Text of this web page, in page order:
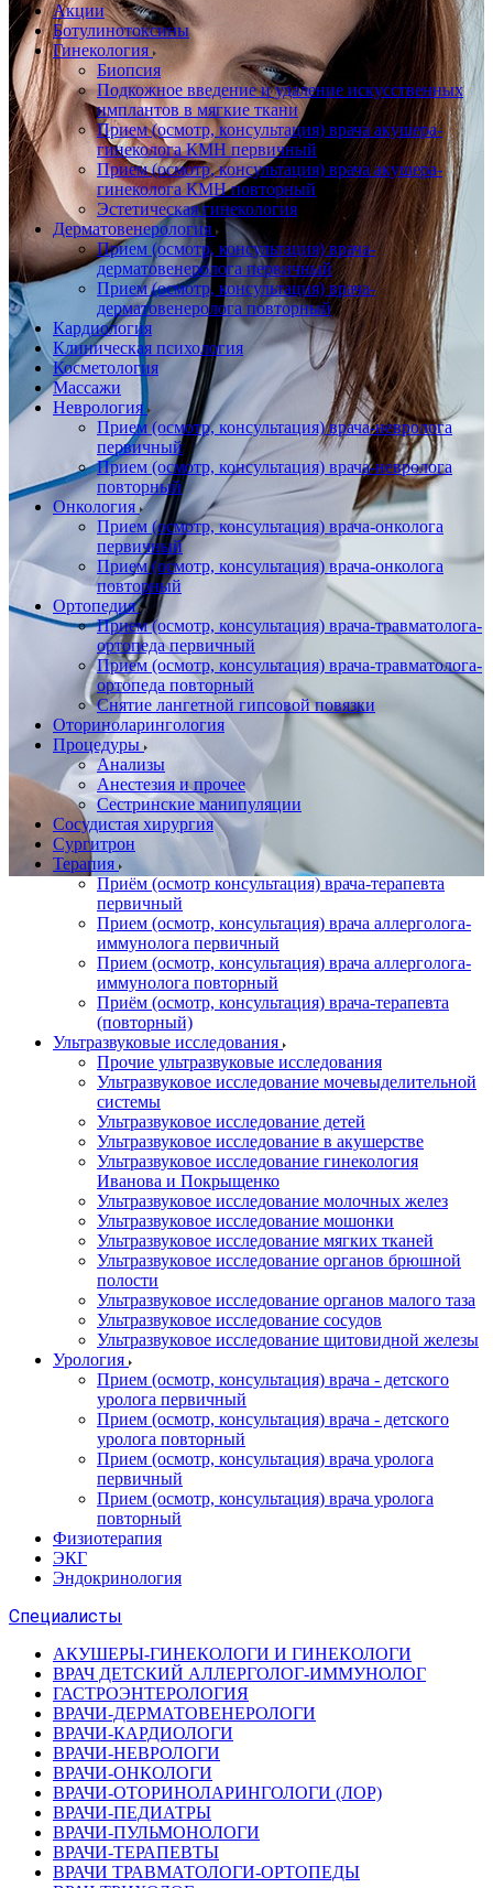
Акции
Ботулинотоксины
Гинекология
Биопсия
Подкожное введение и удаление искусственных
имплантов в мягкие ткани
Прием (осмотр, консультация) врача акушера-
гинеколога КМН первичный
Прием (осмотр, консультация) врача акушера-
гинеколога КМН повторный
Эстетическая гинекология
Дерматовенерология
Прием (осмотр, консультация) врача-
дерматовенеролога первичный
Прием (осмотр, консультация) врача-
дерматовенеролога повторный
Кардиология
Клиническая психология
Косметология
Массажи
Неврология
Прием (осмотр, консультация) врача-невролога
первичный
Прием (осмотр, консультация) врача-невролога
повторный
Онкология
Прием (осмотр, консультация) врача-онколога
первичный
Прием (осмотр, консультация) врача-онколога
повторный
Ортопедия
Прием (осмотр, консультация) врача-травматолога-
ортопеда первичный
Прием (осмотр, консультация) врача-травматолога-
ортопеда повторный
Снятие лангетной гипсовой повязки
Оториноларингология
Процедуры
Анализы
Анестезия и прочее
Сестринские манипуляции
Сосудистая хирургия
Сургитрон
Терапия
Приём (осмотр консультация) врача-терапевта
первичный
Прием (осмотр, консультация) врача аллерголога-
иммунолога первичный
Прием (осмотр, консультация) врача аллерголога-
иммунолога повторный
Приём (осмотр, консультация) врача-терапевта
(повторный)
Ультразвуковые исследования
Прочие ультразвуковые исследования
Ультразвуковое исследование мочевыделительной
системы
Ультразвуковое исследование детей
Ультразвуковое исследование в акушерстве
Ультразвуковое исследование гинекология
Иванова и Покрыщенко
Ультразвуковое исследование молочных желез
Ультразвуковое исследование мошонки
Ультразвуковое исследование мягких тканей
Ультразвуковое исследование органов брюшной
полости
Ультразвуковое исследование органов малого таза
Ультразвуковое исследование сосудов
Ультразвуковое исследование щитовидной железы
Урология
Прием (осмотр, консультация) врача - детского
уролога первичный
Прием (осмотр, консультация) врача - детского
уролога повторный
Прием (осмотр, консультация) врача уролога
первичный
Прием (осмотр, консультация) врача уролога
повторный
Физиотерапия
ЭКГ
Эндокринология
Специалисты
АКУШЕРЫ-ГИНЕКОЛОГИ И ГИНЕКОЛОГИ
ВРАЧ ДЕТСКИЙ АЛЛЕРГОЛОГ-ИММУНОЛОГ
ГАСТРОЭНТЕРОЛОГИЯ
ВРАЧИ-ДЕРМАТОВЕНЕРОЛОГИ
ВРАЧИ-КАРДИОЛОГИ
ВРАЧИ-НЕВРОЛОГИ
ВРАЧИ-ОНКОЛОГИ
ВРАЧИ-ОТОРИНОЛАРИНГОЛОГИ (ЛОР)
ВРАЧИ-ПЕДИАТРЫ
ВРАЧИ-ПУЛЬМОНОЛОГИ
ВРАЧИ-ТЕРАПЕВТЫ
ВРАЧИ ТРАВМАТОЛОГИ-ОРТОПЕДЫ